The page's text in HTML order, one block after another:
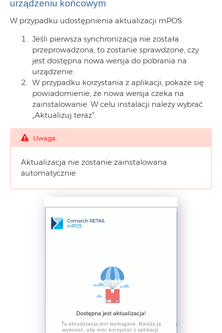
urządzeniu końcowym
W przypadku udostępnienia aktualizacji mPOS:
Jeśli pierwsza synchronizacja nie została
przeprowadzona, to zostanie sprawdzone, czy
jest dostępna nowa wersja do pobrania na
urządzenie.
W przypadku korzystania z aplikacji, pokaże się
powiadomienie, że nowa wersja czeka na
zainstalowanie. W celu instalacji należy wybrać
„Aktualizuj teraz”.
Uwaga
Aktualizacja nie zostanie zainstalowana
automatycznie